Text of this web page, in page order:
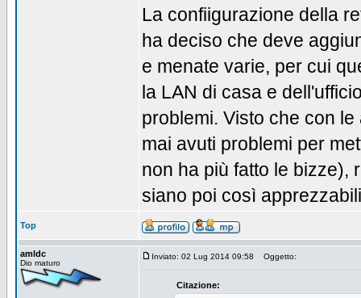
La confiigurazione della
ha deciso che deve
e menate varie, per cui
la LAN di casa e
problemi. Visto che con
mai avuti problemi per
non ha più fatto le bizze),
siano poi così
Top
amldc
Dio maturo
Inviato: 02 Lug 2014 09:58 Oggetto:
Citazione: